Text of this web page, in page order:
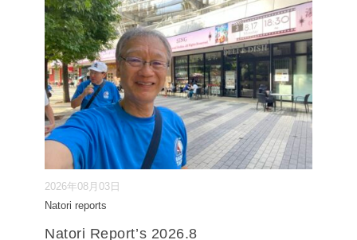
2026年08月03日
Natori reports
Natori Report’s 2026.8